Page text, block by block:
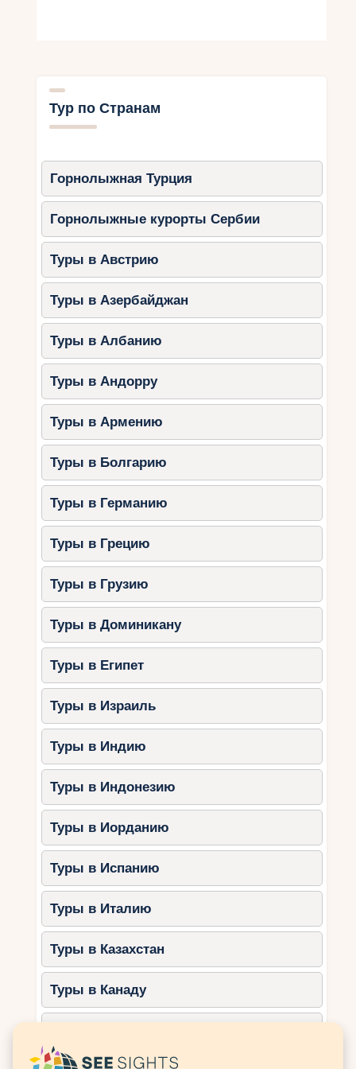
пляжи и развлечения для всей
семьи.
Чем заняться:
Посетить аквапарки Aquacolors и
Istralandia.
Отправиться на экскурсию в
национальный парк Бриони.
Исследовать велосипедные
маршруты вдоль побережья.
2. Далмация
Далмация славится своими островами, пляжами
и культурными достопримечательностями.
Города для отдыха:
Сплит:песчаные пляжи и
исторический Дворец Диоклетиана.
Шибеник:спокойные курорты и
близость к национальному парку
Крка.
Дубровник:сочетание пляжного
отдыха и увлекательных экскурсий.
Чем заняться:
Прогуляться по старому городу
Сплита.
Посетить водопады в
национальном парке Крка.
Отправиться на лодочную
экскурсию к островам Хвар и Брач.
3. Кварнер
Кварнер — это регион с уютными курортами и
семейного отдыха.
Лучшие места:
Остров Крк:семейные пляжи и
удобная транспортная доступность.
Опатия:курорт с парками и
историческими зданиями.
Чем заняться:
Посетить аквариум в Риеке.
Прогуляться по Лунной тропе на
Тур по Странам
Горнолыжная Турция
Горнолыжные курорты Сербии
Туры в Австрию
Туры в Азербайджан
Туры в Албанию
Туры в Андорру
Туры в Армению
Туры в Болгарию
Туры в Германию
Туры в Грецию
Туры в Грузию
Туры в Доминикану
Туры в Египет
Туры в Израиль
Туры в Индию
Туры в Индонезию
Туры в Иорданию
Туры в Испанию
Туры в Италию
Туры в Казахстан
Туры в Канаду